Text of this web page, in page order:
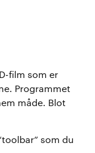
film som er
Programmet
måde. Blot
som du